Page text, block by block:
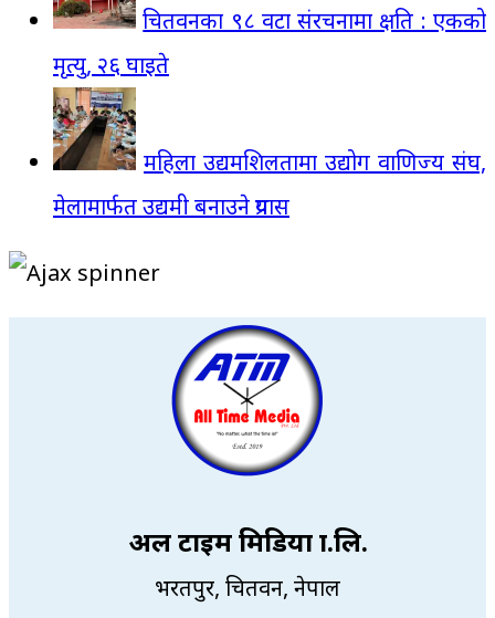
चितवनका ९८ वटा संरचनामा क्षति : एकको
मृत्यु, २६ घाइते
महिला उद्यमशिलतामा उद्योग वाणिज्य संघ,
मेलामार्फत उद्यमी बनाउने प्रयास
अल टाइम मिडिया प्रा.लि.
भरतपुर, चितवन, नेपाल